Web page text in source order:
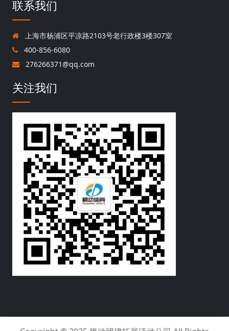
联系我们
上海市杨浦区平凉路2103号老行政楼3楼307室
400-856-6080
276266371@qq.com
关注我们